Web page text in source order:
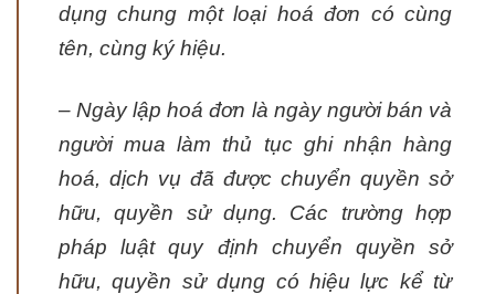
dụng chung một loại hoá đơn có cùng
tên, cùng ký hiệu.
– Ngày lập hoá đơn là ngày người bán và
người mua làm thủ tục ghi nhận hàng
hoá, dịch vụ đã được chuyển quyền sở
hữu, quyền sử dụng. Các trường hợp
pháp luật quy định chuyển quyền sở
hữu, quyền sử dụng có hiệu lực kể từ